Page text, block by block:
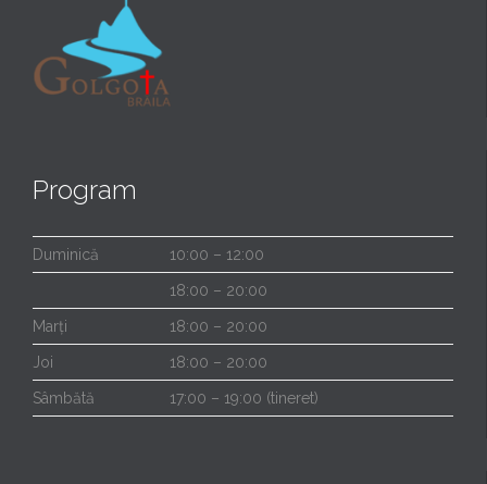
Program
Duminică 10:00 – 12:00
18:00 – 20:00
Marți 18:00 – 20:00
Joi 18:00 – 20:00
Sâmbătă 17:00 – 19:00 (tineret)